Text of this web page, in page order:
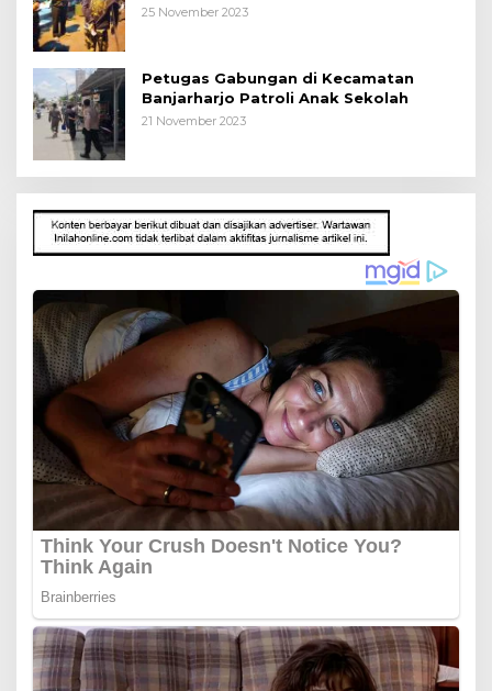
25 November 2023
Petugas Gabungan di Kecamatan
Banjarharjo Patroli Anak Sekolah
21 November 2023